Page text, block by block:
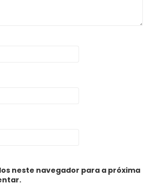
neste navegador para a próxima